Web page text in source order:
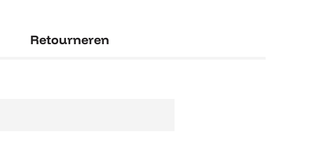
Retourneren